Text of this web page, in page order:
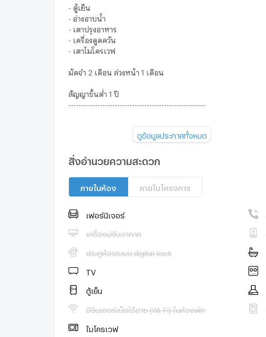
- ตู้เย็น
- อ่างอาบน้ำ
- เตาปรุงอาหาร
- เครื่องดูดควัน
- เตาไมโครเวฟ
มัดจำ 2 เดือน ล่วงหน้า 1 เดือน
สัญญาขั้นต่ำ 1 ปี
- Lobby
- Mailbox
- ที่จอดรถ
- สวนส่วนกลาง
ดูข้อมูลประกาศทั้งหมด
สิ่งอำนวยความสะดวก
ภายในห้อง ภายในโครงการ
เฟอร์นิเจอร์
เครื่องปรับอากาศ
ประตูห้องระบบ digital lock
TV
ตู้เย็น
มีอินเตอร์เน็ตไร้สาย (Wi-Fi) ในห้องพัก
ไมโครเวฟ